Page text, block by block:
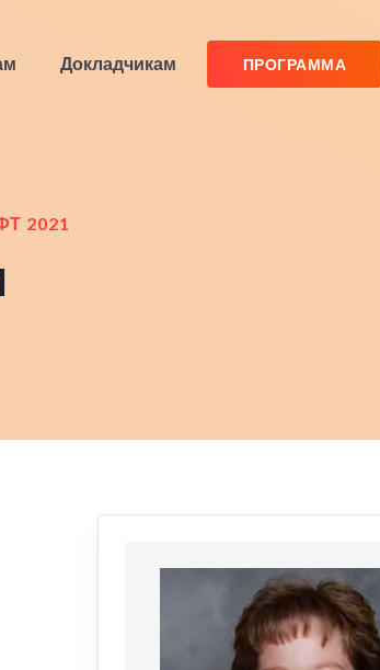
ПРОГРАММА
Докладчикам
2021